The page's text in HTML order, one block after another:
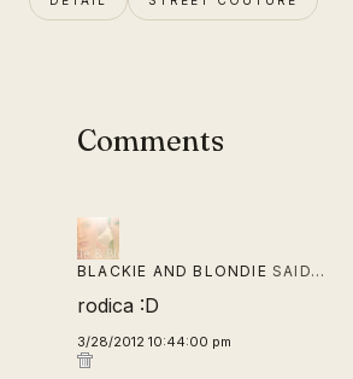
Comments
BLACKIE AND BLONDIE SAID…
rodica :D
3/28/2012 10:44:00 pm